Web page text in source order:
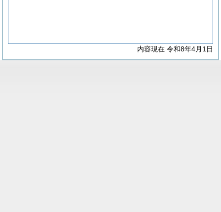
内容現在 令和8年4月1日